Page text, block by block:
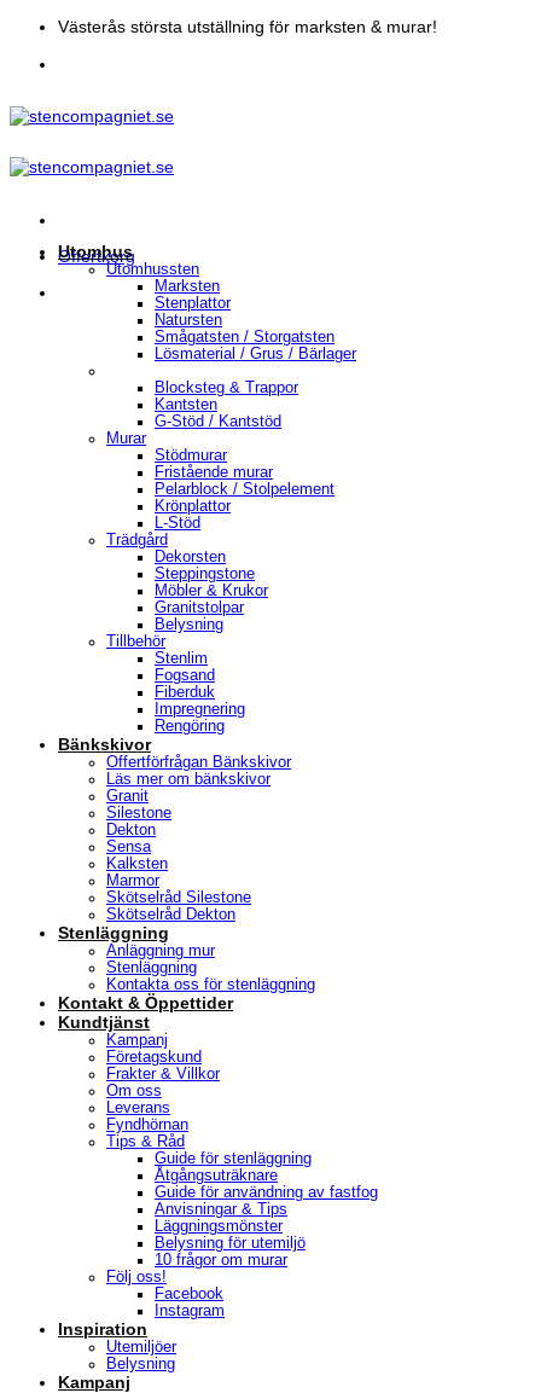
Skip
content
Västerås största utställning för marksten & murar!
Offertkorg
Utomhus
Utomhussten
Marksten
Stenplattor
Natursten
Smågatsten / Storgatsten
Lösmaterial / Grus / Bärlager
Blocksteg & Trappor
Kantsten
G-Stöd / Kantstöd
Murar
Stödmurar
Fristående murar
Pelarblock / Stolpelement
Krönplattor
L-Stöd
Trädgård
Dekorsten
Steppingstone
Möbler & Krukor
Granitstolpar
Belysning
Tillbehör
Stenlim
Fogsand
Fiberduk
Impregnering
Rengöring
Bänkskivor
Offertförfrågan Bänkskivor
Läs mer om bänkskivor
Granit
Silestone
Dekton
Sensa
Kalksten
Marmor
Skötselråd Silestone
Skötselråd Dekton
Stenläggning
Anläggning mur
Stenläggning
Kontakta oss för stenläggning
Kontakt & Öppettider
Kundtjänst
Kampanj
Företagskund
Frakter & Villkor
Om oss
Leverans
Fyndhörnan
Tips & Råd
Guide för stenläggning
Åtgångsuträknare
Guide för användning av fastfog
Anvisningar & Tips
Läggningsmönster
Belysning för utemiljö
10 frågor om murar
Följ oss!
Facebook
Instagram
Inspiration
Utemiljöer
Belysning
Kampanj